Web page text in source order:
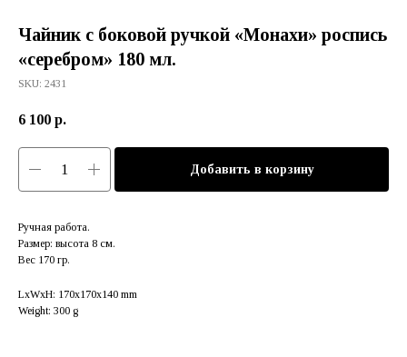
Чайник с боковой ручкой «Монахи» роспись
«серебром» 180 мл.
SKU: 2431
6 100 р.
Добавить в корзину
Ручная работа.
Размер: высота 8 см.
Вес 170 гр.
LxWxH: 170x170x140 mm
Weight: 300 g